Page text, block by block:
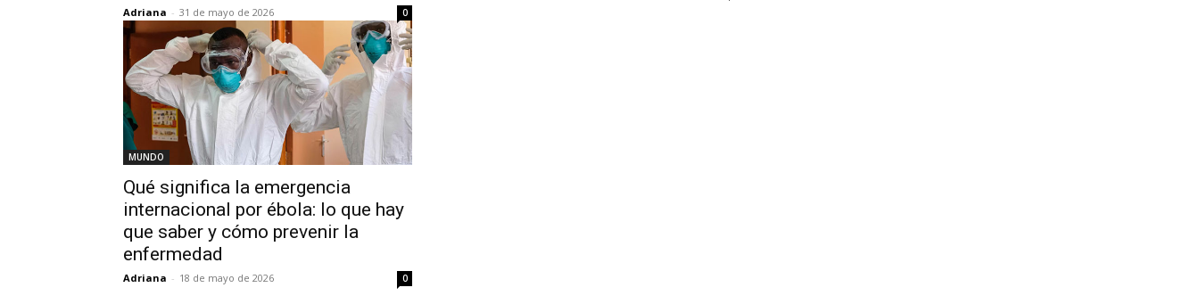
Adriana - 31 de mayo de 2026 0
MUNDO
Qué significa la emergencia
internacional por ébola: lo que hay
que saber y cómo prevenir la
enfermedad
Adriana - 18 de mayo de 2026 0